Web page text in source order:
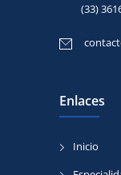
Enlaces
Inicio